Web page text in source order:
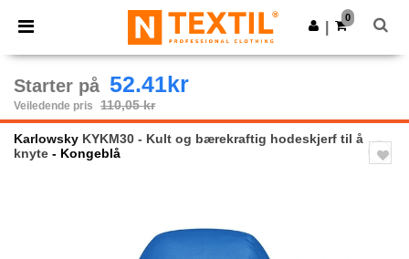
× Ntextil-app
Bedre priser i appen!
Last ned app
0
Starter på 52.41kr
Veiledende pris 110,05 kr
Karlowsky KYKM30 - Kult og bærekraftig hodeskjerf til å
knyte - Kongeblå